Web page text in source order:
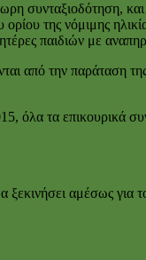
συνταξιοδότηση,
της νόμιμης
παιδιών με
από την παράταση
όλα τα επικουρικά
αμέσως για